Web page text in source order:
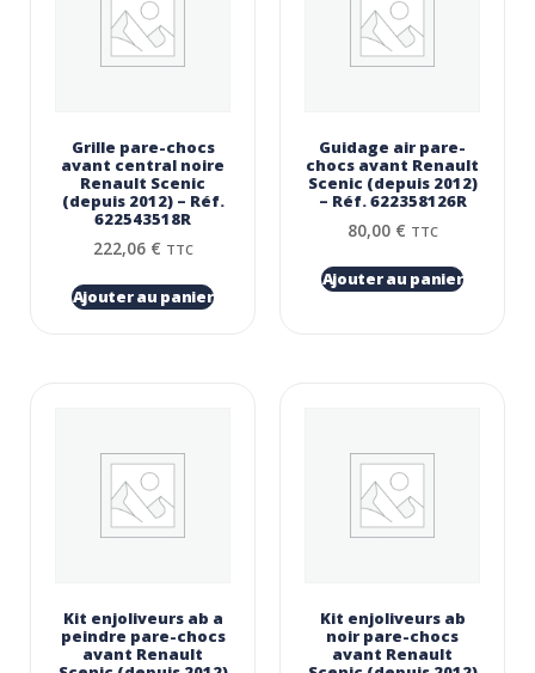
Grille pare-chocs
avant central noire
Renault Scenic
(depuis 2012) – Réf.
622543518R
222,06 € TTC
Ajouter au panier
Guidage air pare-
chocs avant Renault
Scenic (depuis 2012)
– Réf. 622358126R
80,00 € TTC
Ajouter au panier
Kit enjoliveurs ab a
peindre pare-chocs
avant Renault
Kit enjoliveurs ab
noir pare-chocs
avant Renault